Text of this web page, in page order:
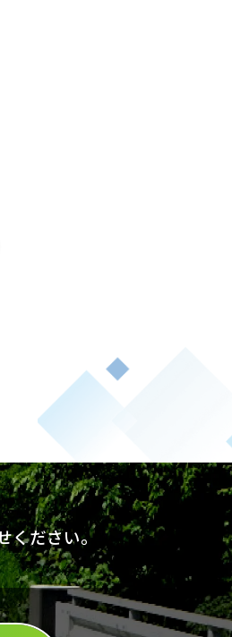
ください。